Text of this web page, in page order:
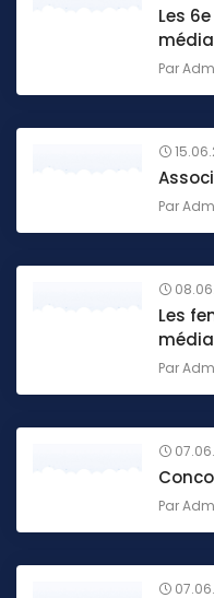
Les
Par
Par
Les
Par
Par